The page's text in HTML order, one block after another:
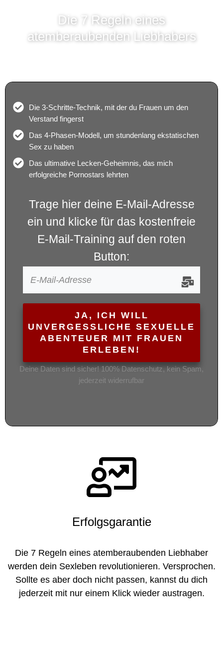
Die 7 Regeln eines
atemberaubenden Liebhabers
Die 3-Schritte-Technik, mit der du Frauen um den
Verstand fingerst
Das 4-Phasen-Modell, um stundenlang ekstatischen
Sex zu haben
Das ultimative Lecken-Geheimnis, das mich
erfolgreiche Pornostars lehrten
Trage hier deine E-Mail-Adresse
ein und klicke für das kostenfreie
E-Mail-Training auf den roten
Button:
JA, ICH WILL
UNVERGESSLICHE SEXUELLE
ABENTEUER MIT FRAUEN
ERLEBEN!
Deine Daten sind sicher! 100% Datenschutz, kein Spam,
jederzeit widerrufbar
Erfolgsgarantie
Die 7 Regeln eines atemberaubenden Liebhaber
werden dein Sexleben revolutionieren. Versprochen.
Sollte es aber doch nicht passen, kannst du dich
jederzeit mit nur einem Klick wieder austragen.